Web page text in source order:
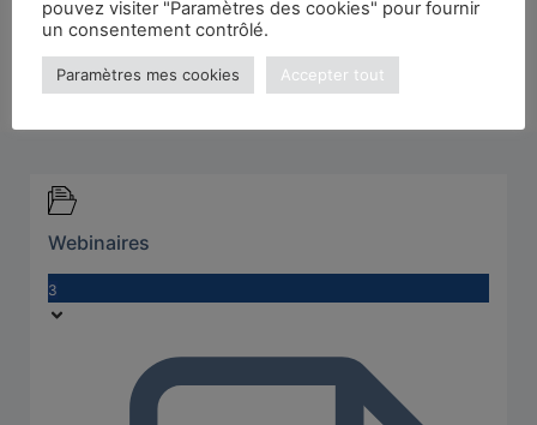
Webinaires
3
pouvez visiter "Paramètres des cookies" pour fournir
un consentement contrôlé.
Paramètres mes cookies Accepter tout